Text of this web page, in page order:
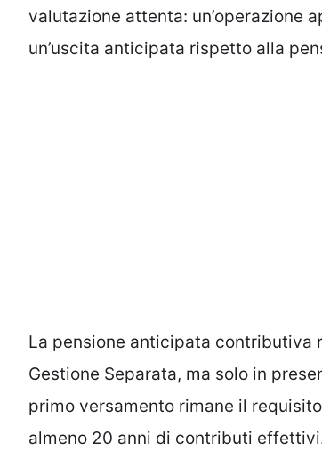
valutazione attenta: un’operazione
un’uscita anticipata rispetto alla
La pensione anticipata contributiva
Gestione Separata, ma solo in
primo versamento rimane il
almeno 20 anni di contributi